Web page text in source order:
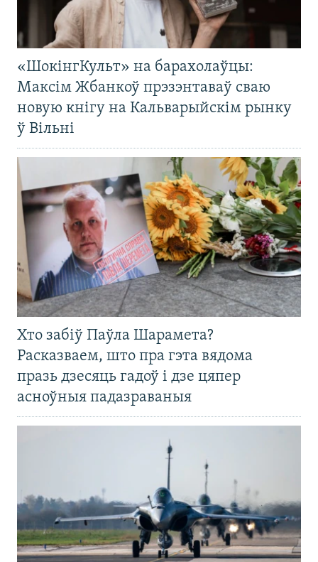
«ШокінгКульт» на барахолаўцы:
Максім Жбанкоў прэзэнтаваў сваю
новую кнігу на Кальварыйскім рынку
ў Вільні
Хто забіў Паўла Шарамета?
Расказваем, што пра гэта вядома
празь дзесяць гадоў і дзе цяпер
асноўныя падазраваныя